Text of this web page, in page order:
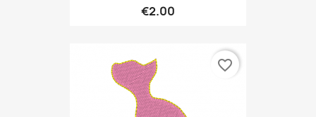
€2.00
favorite_border